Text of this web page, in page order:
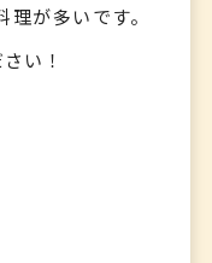
が多いです。
い！